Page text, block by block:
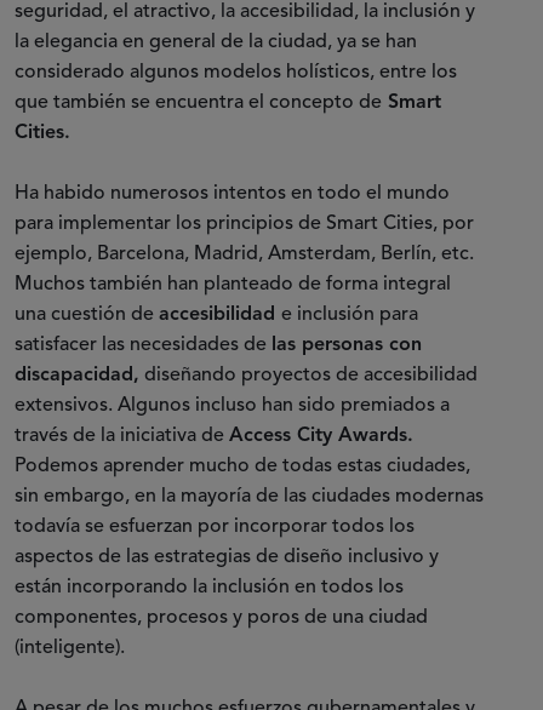
seguridad, el atractivo, la accesibilidad, la inclusión y
la elegancia en general de la ciudad, ya se han
considerado algunos modelos holísticos, entre los
que también se encuentra el concepto de Smart
Cities.
Ha habido numerosos intentos en todo el mundo
para implementar los principios de Smart Cities, por
ejemplo, Barcelona, Madrid, Amsterdam, Berlín, etc.
Muchos también han planteado de forma integral
una cuestión de accesibilidad e inclusión para
satisfacer las necesidades de las personas con
discapacidad, diseñando proyectos de accesibilidad
extensivos. Algunos incluso han sido premiados a
través de la iniciativa de Access City Awards.
Podemos aprender mucho de todas estas ciudades,
sin embargo, en la mayoría de las ciudades modernas
todavía se esfuerzan por incorporar todos los
aspectos de las estrategias de diseño inclusivo y
están incorporando la inclusión en todos los
componentes, procesos y poros de una ciudad
(inteligente).